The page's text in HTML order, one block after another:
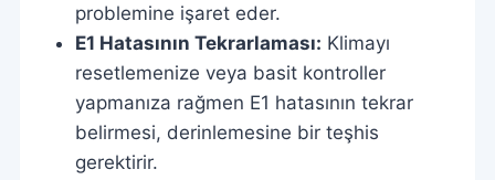
problemine işaret eder.
E1 Hatasının Tekrarlaması: Klimayı
resetlemenize veya basit kontroller
yapmanıza rağmen E1 hatasının tekrar
belirmesi, derinlemesine bir teşhis
gerektirir.